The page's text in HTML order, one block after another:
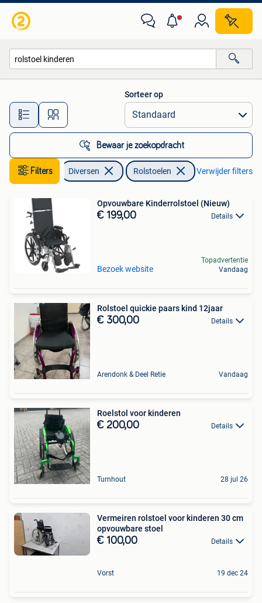
Alle afstanden…
Sorteer op
Bewaar je zoekopdracht
Filters Diversen Rolstoelen Verwijder filters
Opvouwbare Kinderrolstoel (Nieuw)
€ 199,00 Details
Bezoek website
Topadvertentie
Vandaag
Rolstoel quickie paars kind 12jaar
€ 300,00 Details
Arendonk & Deel Retie Vandaag
Roelstol voor kinderen
€ 200,00 Details
Turnhout 28 jul 26
Vermeiren rolstoel voor kinderen 30 cm
opvouwbare stoel
€ 100,00 Details
Vorst 19 dec 24